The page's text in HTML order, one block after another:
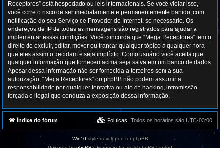
Receptores” está hospedado ou leis internacionais. Se você violar isso,
você corre o risco de ser imediatamente e permanentemente banido, com
notificação do seu Serviço de Provedor de Internet, se necessário. Os
endereços de IP de todas as mensagens são registrados para ajudar a
implementar essas condições. Você concorda que “Mega Receptores” tem o
direito de excluir, editar, mover ou trancar qualquer tópico a qualquer hora
que eles assim o decidam e seja implícito. Como usuário você aceita que
qualquer informação que forneceu acima seja salva em um banco de dados.
Apesar dessa informação não ser fornecida a terceiros sem a sua
autorização, “Mega Receptores” ou phpBB não podem assumir a
responsabilidade por qualquer tentativa ou ato de hacking, intromissão
forçada e ilegal que conduza a exposição dessa informação.
Índice do fórum Todos os horários são UTC-03:00
Políticas
Win10style developed for phpBB